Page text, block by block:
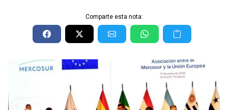
Comparte esta nota: